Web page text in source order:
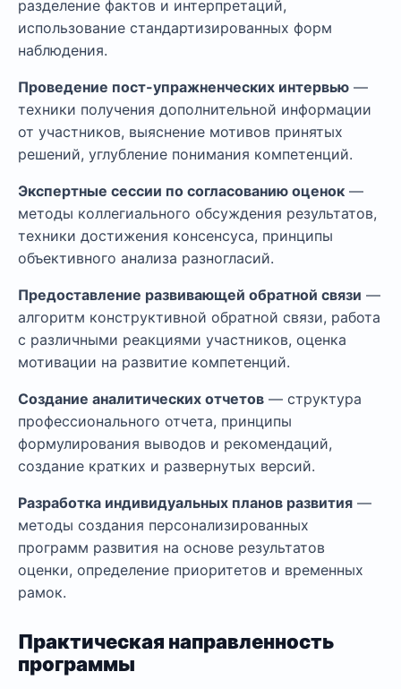
разделение фактов и интерпретаций,
использование стандартизированных форм
наблюдения.
Проведение пост-упражненческих интервью —
техники получения дополнительной информации
от участников, выяснение мотивов принятых
решений, углубление понимания компетенций.
Экспертные сессии по согласованию оценок —
методы коллегиального обсуждения результатов,
техники достижения консенсуса, принципы
объективного анализа разногласий.
Предоставление развивающей обратной связи —
алгоритм конструктивной обратной связи, работа
с различными реакциями участников, оценка
мотивации на развитие компетенций.
Создание аналитических отчетов — структура
профессионального отчета, принципы
формулирования выводов и рекомендаций,
создание кратких и развернутых версий.
Разработка индивидуальных планов развития —
методы создания персонализированных
программ развития на основе результатов
оценки, определение приоритетов и временных
рамок.
Практическая направленность
программы